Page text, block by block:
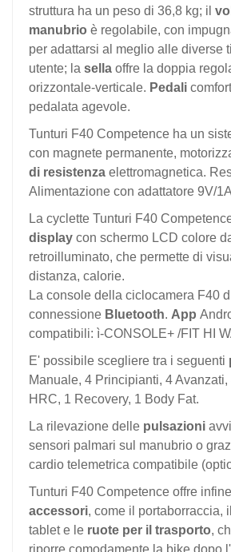
struttura ha un peso di 36,8 kg; il
manubrio è regolabile, con
per adattarsi al meglio alle diverse
utente; la sella offre la doppia
orizzontale-verticale. Pedali
pedalata agevole.
Tunturi F40 Competence ha un
con magnete permanente,
di resistenza elettromagnetica.
Alimentazione con adattatore 9V/
La cyclette Tunturi F40
display con schermo LCD colore
retroilluminato, che permette di
distanza, calorie.
La console della ciclocamera F40
connessione Bluetooth. App
compatibili: ì-CONSOLE+ /FIT HI
E' possibile scegliere tra i seguenti
Manuale, 4 Principianti, 4
HRC, 1 Recovery, 1 Body Fat.
La rilevazione delle pulsazioni
sensori palmari sul manubrio o
cardio telemetrica compatibile
Tunturi F40 Competence offre
accessori, come il portaborraccia,
tablet e le ruote per il trasporto,